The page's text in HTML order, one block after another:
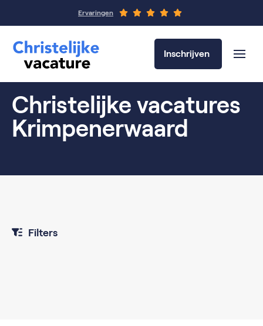
Ervaringen
Inschrijven
Christelijke vacatures
Krimpenerwaard
Filters